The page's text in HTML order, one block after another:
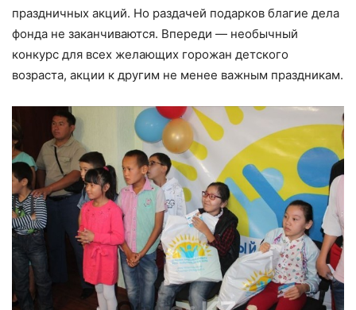
праздничных акций. Но раздачей подарков благие дела
фонда не заканчиваются. Впереди — необычный
конкурс для всех желающих горожан детского
возраста, акции к другим не менее важным праздникам.